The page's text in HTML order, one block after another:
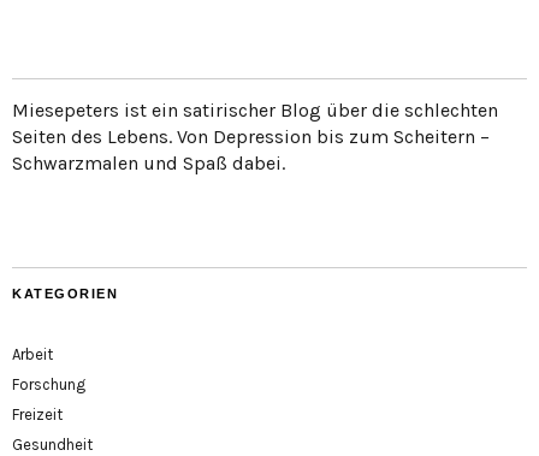
Miesepeters ist ein satirischer Blog über die schlechten
Seiten des Lebens. Von Depression bis zum Scheitern –
Schwarzmalen und Spaß dabei.
KATEGORIEN
Arbeit
Forschung
Freizeit
Gesundheit